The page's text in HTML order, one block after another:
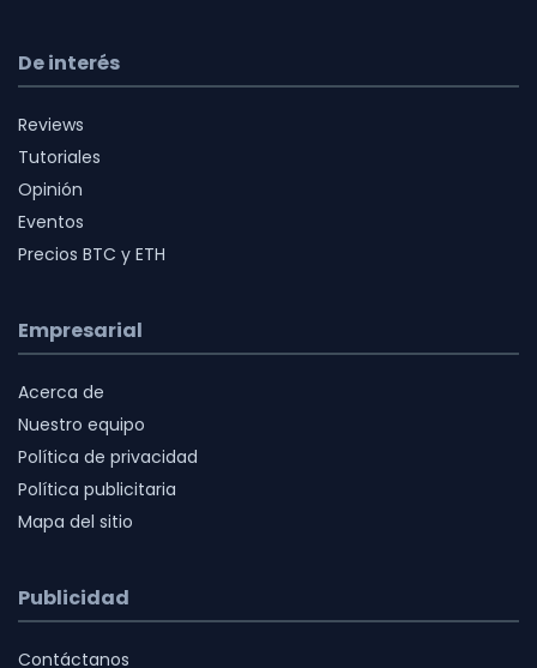
De interés
Reviews
Tutoriales
Opinión
Eventos
Precios BTC y ETH
Empresarial
Acerca de
Nuestro equipo
Política de privacidad
Política publicitaria
Mapa del sitio
Publicidad
Contáctanos